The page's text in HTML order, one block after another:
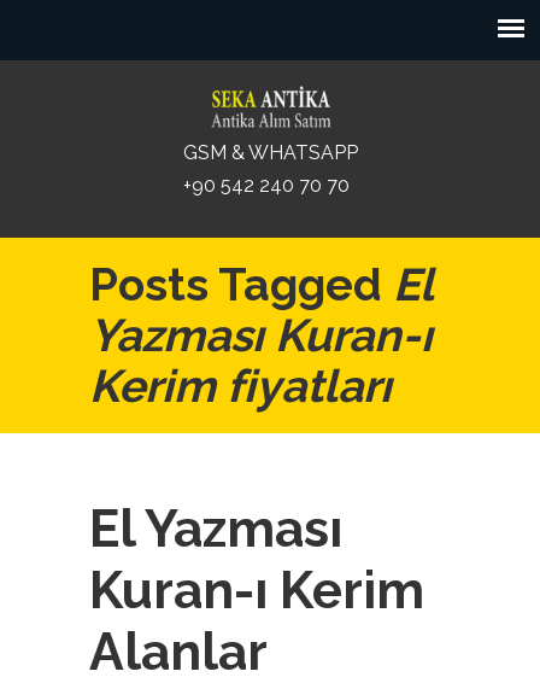
GSM & WHATSAPP
+90 542 240 70 70
Posts Tagged El
Yazması Kuran-ı
Kerim fiyatları
El Yazması
Kuran-ı Kerim
Alanlar